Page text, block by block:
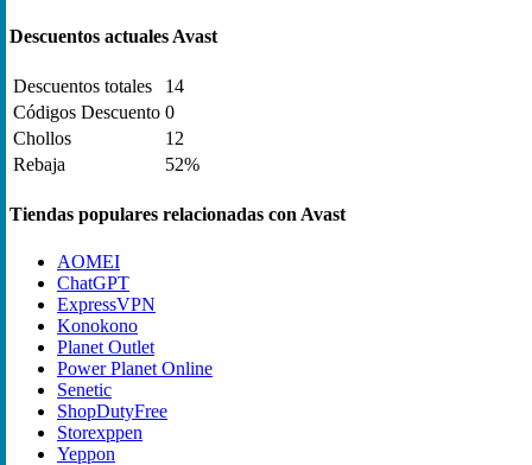
Descuentos actuales Avast
Descuentos totales
14
Códigos Descuento 0
Chollos
12
Rebaja
52%
Tiendas populares relacionadas con Avast
AOMEI
ChatGPT
ExpressVPN
Konokono
Planet Outlet
Power Planet Online
Senetic
ShopDutyFree
Storexppen
Yeppon